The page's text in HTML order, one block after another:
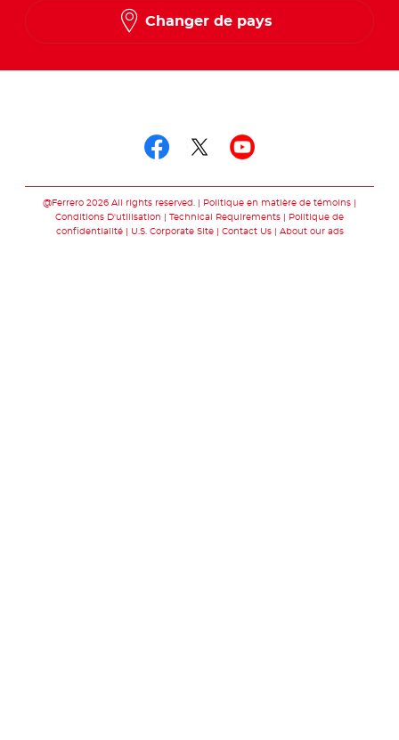
Changer de pays
@Ferrero 2026 All rights reserved.
Politique en matière de témoins
Conditions D'utilisation
Technical Requirements
Politique de
confidentialité
U.S. Corporate Site Contact Us About our ads